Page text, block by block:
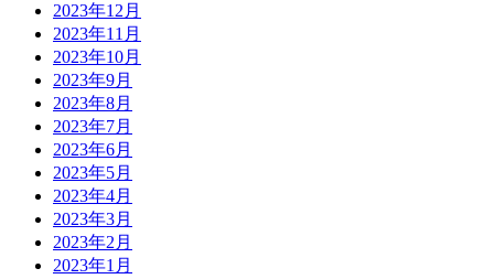
2023年12月
2023年11月
2023年10月
2023年9月
2023年8月
2023年7月
2023年6月
2023年5月
2023年4月
2023年3月
2023年2月
2023年1月